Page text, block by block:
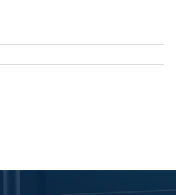
호) - 한국교회 설교 실태
호) - 여성 교역자 실태∙인식